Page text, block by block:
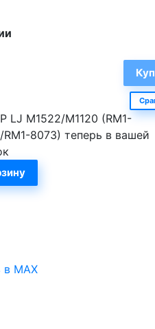
LJ M1522/M1120 (RM1-
8073) теперь в вашей
в MAX